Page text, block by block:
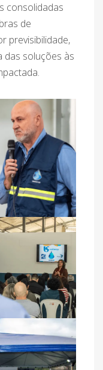
consolidadas
de
previsibilidade,
das soluções às